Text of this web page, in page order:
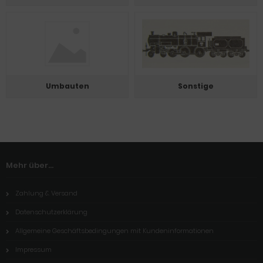
Umbauten Sonstige
Mehr über...
Zahlung & Versand
Datenschutzerklärung
Allgemeine Geschäftsbedingungen mit Kundeninformationen
Impressum